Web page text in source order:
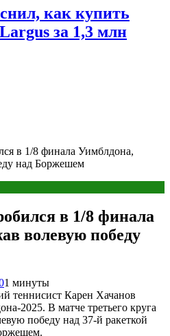
как купить
за 1,3 млн
в 1/8 финала Уимблдона,
над Боржешем
в 1/8 финала
волевую победу
1 минуты
теннисист Карен Хачанов
2025. В матче третьего круга
победу над 37-й ракеткой